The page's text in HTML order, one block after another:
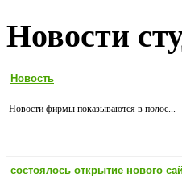
Новости
Новость
Новости фирмы показываются в полос...
состоялось открытие нового